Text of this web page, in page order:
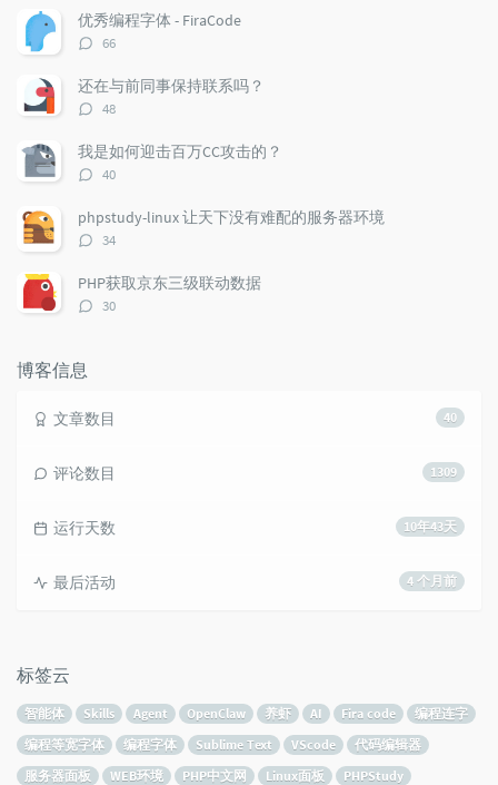
章
优秀编程字体 - FiraCode
评
数：
66
还在与前同事保持联系吗？
评
数：
48
我是如何迎击百万CC攻击的？
评
数：
40
phpstudy-linux 让天下没有难配的服务器环境
评
数：
34
PHP获取京东三级联动数据
评
30
博客信息
40
文章数目
1309
评论数目
10年43天
运行天数
4 个月前
最后活动
标签云
智能体 Skills Agent OpenClaw 养虾 AI Fira code
编程连字
编程等宽字体
编程字体 Sublime Text VScode
代码编辑器
服务器面板
WEB环境 PHP中文网 Linux面板
PHPStudy